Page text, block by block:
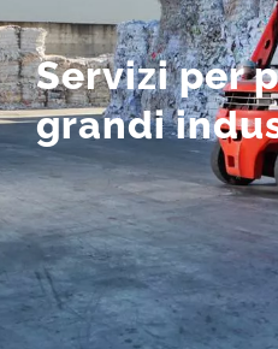
Contatti
Servizi per
grandi